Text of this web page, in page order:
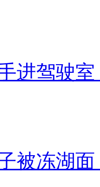
进驾驶
被冻湖